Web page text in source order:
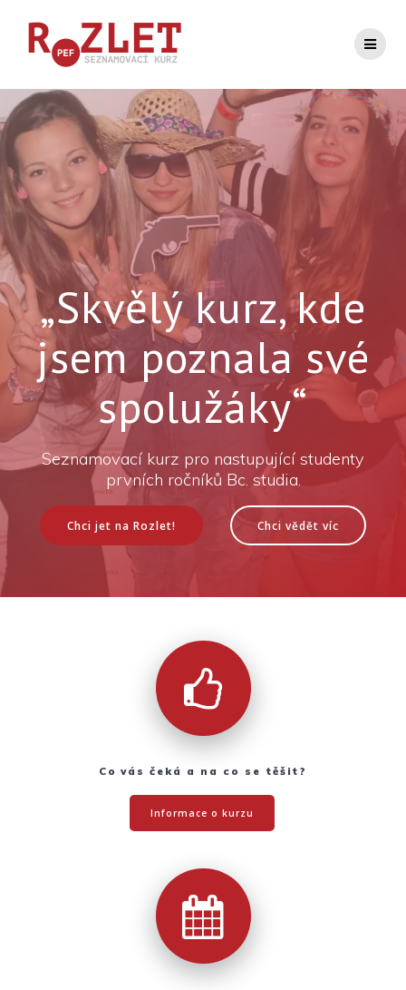
„Skvělý kurz, kde
jsem poznala své
spolužáky“
Seznamovací kurz pro nastupující studenty
prvních ročníků Bc. studia.
Chci jet na Rozlet! Chci vědět víc
Co vás čeká a na co se těšit?
Informace o kurzu